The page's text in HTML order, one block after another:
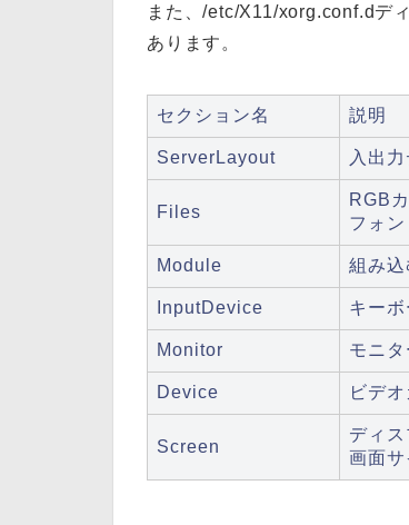
また、/etc/X11/xorg.conf.dデ
あります。
セクション名 説明
ServerLayout 入出
Files
RGB
フォン
Module 組み
InputDevice キー
Monitor モニ
Device ビデ
Screen
ディ
画面